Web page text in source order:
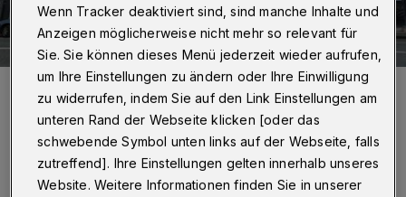
Die Moschee an der Elberfelder Gathe.
Foto: Christoph Petersen
Wenn Tracker deaktiviert sind, sind manche Inhalte und
Anzeigen möglicherweise nicht mehr so relevant für
Sie. Sie können dieses Menü jederzeit wieder aufrufen,
um Ihre Einstellungen zu ändern oder Ihre Einwilligung
zu widerrufen, indem Sie auf den Link Einstellungen am
unteren Rand der Webseite klicken [oder das
schwebende Symbol unten links auf der Webseite, falls
zutreffend]. Ihre Einstellungen gelten innerhalb unseres
Website. Weitere Informationen finden Sie in unserer